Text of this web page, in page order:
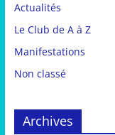
Actualités
Le Club de A à Z
Manifestations
Non classé
Archives